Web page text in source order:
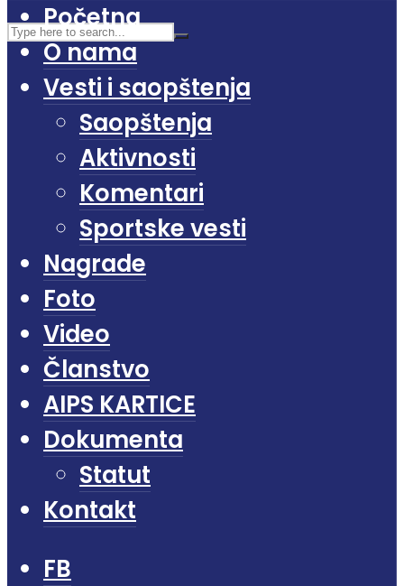
Početna
O nama
Vesti i saopštenja
Saopštenja
Aktivnosti
Komentari
Sportske vesti
Nagrade
Foto
Video
Članstvo
AIPS KARTICE
Dokumenta
Statut
Kontakt
FB